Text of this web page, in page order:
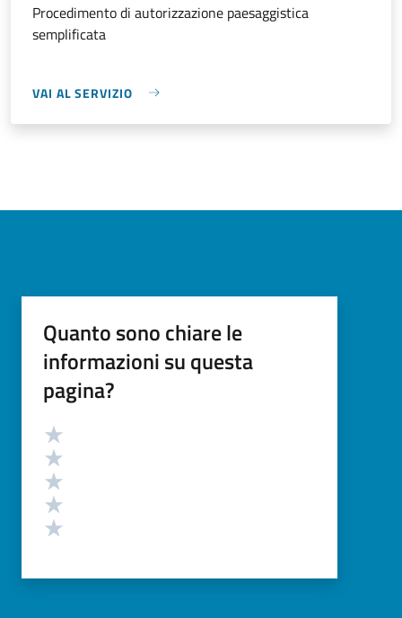
Procedimento di autorizzazione paesaggistica
semplificata
VAI AL SERVIZIO
Quanto sono chiare le
informazioni su questa
pagina?
Valutazione